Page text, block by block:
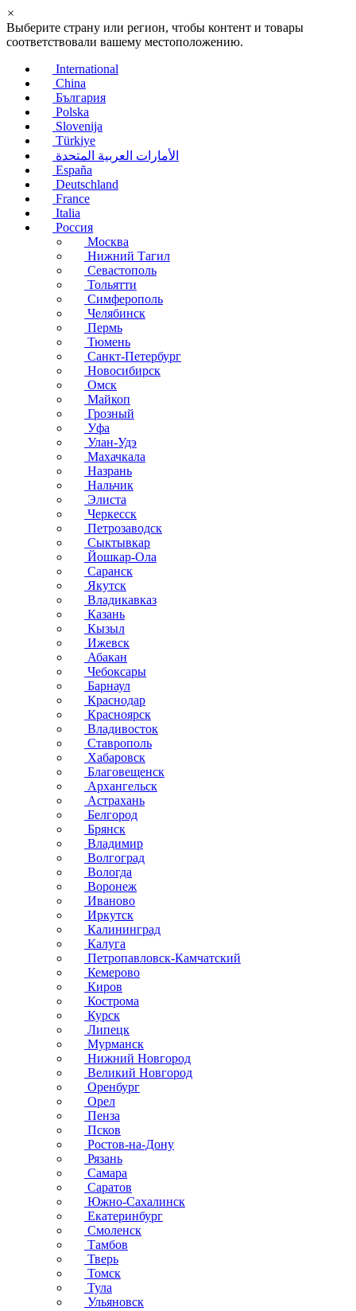
×
Выберите страну или регион, чтобы контент и товары
соответствовали вашему местоположению.
International
China
България
Polska
Slovenija
Türkiye
الأمارات العربية المتحدة
España
Deutschland
France
Italia
Россия
Москва
Нижний Тагил
Севастополь
Тольятти
Симферополь
Челябинск
Пермь
Тюмень
Санкт-Петербург
Новосибирск
Омск
Майкоп
Грозный
Уфа
Улан-Удэ
Махачкала
Назрань
Нальчик
Элиста
Черкесск
Петрозаводск
Сыктывкар
Йошкар-Ола
Саранск
Якутск
Владикавказ
Казань
Кызыл
Ижевск
Абакан
Чебоксары
Барнаул
Краснодар
Красноярск
Владивосток
Ставрополь
Хабаровск
Благовещенск
Архангельск
Астрахань
Белгород
Брянск
Владимир
Волгоград
Вологда
Воронеж
Иваново
Иркутск
Калининград
Калуга
Петропавловск-Камчатский
Кемерово
Киров
Кострома
Курск
Липецк
Мурманск
Нижний Новгород
Великий Новгород
Оренбург
Орел
Пенза
Псков
Ростов-на-Дону
Рязань
Самара
Саратов
Южно-Сахалинск
Екатеринбург
Смоленск
Тамбов
Тверь
Томск
Тула
Ульяновск